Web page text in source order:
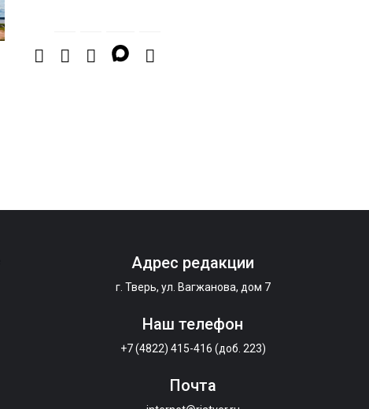
Медицина стала самым популярным направлением у
Адрес редакции
г. Тверь, ул. Вагжанова, дом 7
Наш телефон
+7 (4822) 415-416 (доб. 223)
Почта